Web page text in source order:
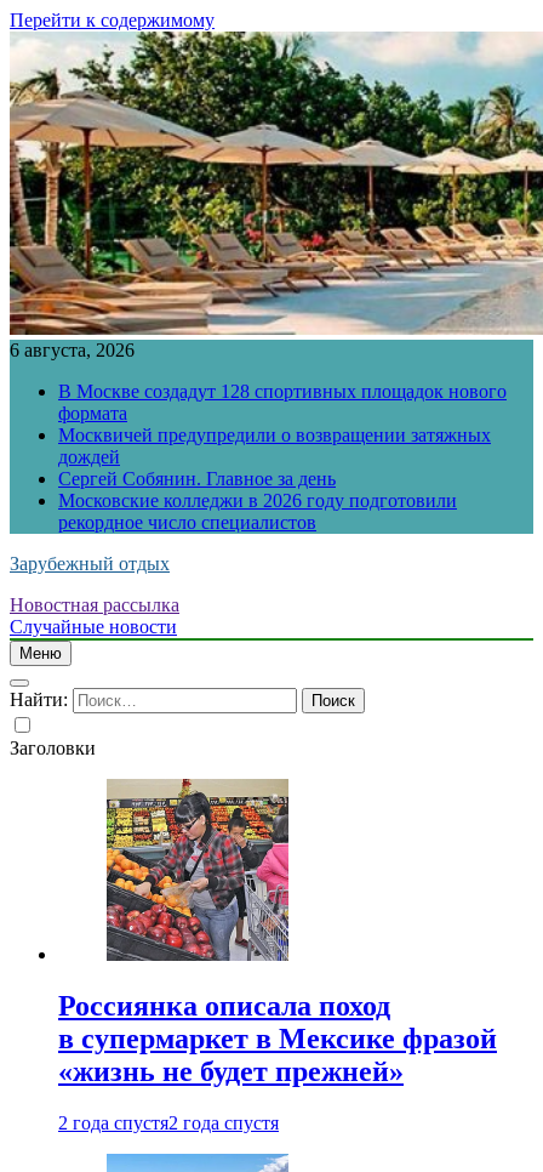
Перейти к содержимому
6 августа, 2026
В Москве создадут 128 спортивных площадок нового
формата
Москвичей предупредили о возвращении затяжных
дождей
Сергей Собянин. Главное за день
Московские колледжи в 2026 году подготовили
рекордное число специалистов
Зарубежный отдых
Новостная рассылка
Случайные новости
Меню
Найти:
Заголовки
Россиянка описала поход
в супермаркет в Мексике фразой
«жизнь не будет прежней»
2 года спустя2 года спустя